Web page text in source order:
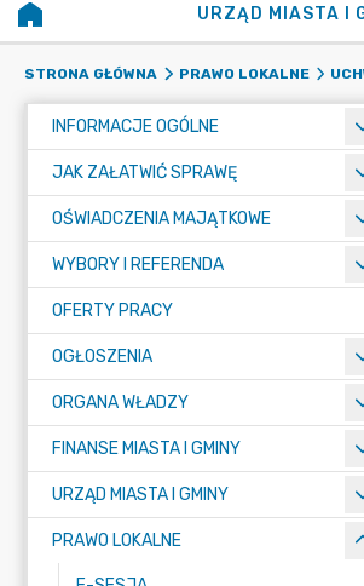
URZĄD MIASTA I
STRONA GŁÓWNA PRAWO LOKALNE
INFORMACJE OGÓLNE
JAK ZAŁATWIĆ SPRAWĘ
OŚWIADCZENIA MAJĄTKOWE
WYBORY I REFERENDA
OFERTY PRACY
OGŁOSZENIA
ORGANA WŁADZY
FINANSE MIASTA I GMINY
URZĄD MIASTA I GMINY
PRAWO LOKALNE